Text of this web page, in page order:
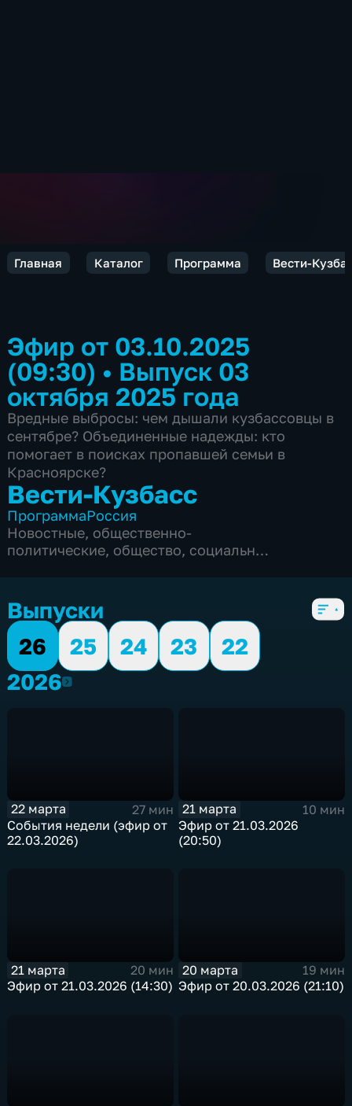
Главная Каталог Программа Вести-
Эфир от 03.10.2025
(09:30) • Выпуск 03
октября 2025 года
Вредные выбросы: чем дышали кузбассовцы в
сентябре? Объединенные надежды: кто
помогает в поисках пропавшей семьи в
Красноярске?
Вести-Кузбасс
ПрограммаРоссия
Новостные, общественно-
политические, общество, социально-
Выпуски
26
25 24 23
22
20262026
22 марта
27 мин
События недели (эфир от
22.03.2026)
21 марта
10 мин
Эфир от 21.03.2026
(20:50)
21 марта
20 мин
Эфир от 21.03.2026 (14:30)
20 марта
19 мин
Эфир от 20.03.2026 (21:10)